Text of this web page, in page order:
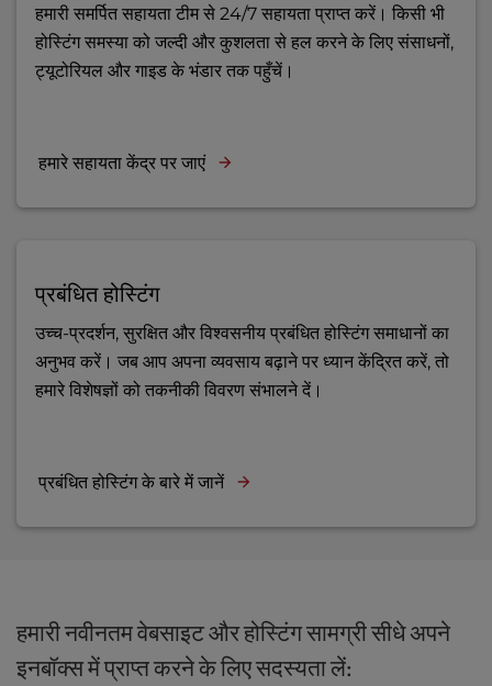
हमारी समर्पित सहायता टीम से 24/7 सहायता प्राप्त करें। किसी भी
होस्टिंग समस्या को जल्दी और कुशलता से हल करने के लिए संसाधनों,
ट्यूटोरियल और गाइड के भंडार तक पहुँचें।
हमारे सहायता केंद्र पर जाएं
प्रबंधित होस्टिंग
उच्च-प्रदर्शन, सुरक्षित और विश्वसनीय प्रबंधित होस्टिंग समाधानों का
अनुभव करें। जब आप अपना व्यवसाय बढ़ाने पर ध्यान केंद्रित करें, तो
हमारे विशेषज्ञों को तकनीकी विवरण संभालने दें।
प्रबंधित होस्टिंग के बारे में जानें
हमारी नवीनतम वेबसाइट और होस्टिंग सामग्री सीधे अपने
इनबॉक्स में प्राप्त करने के लिए सदस्यता लें: